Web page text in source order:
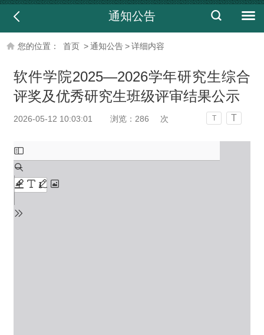
通知公告
您的位置： 首页 >通知公告>详细内容
软件学院2025—2026学年研究生综合
评奖及优秀研究生班级评审结果公示
2026-05-12 10:03:01 浏览： 286 次 T T